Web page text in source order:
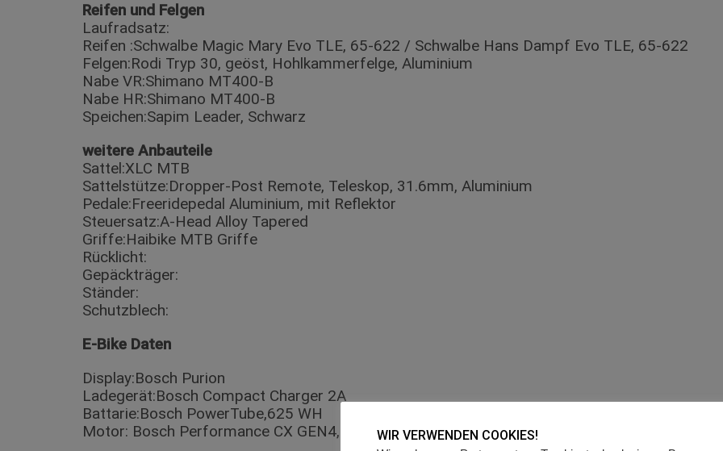
Reifen und Felgen
Laufradsatz:
Reifen :Schwalbe Magic Mary Evo TLE, 65-622 / Schwalbe Hans Dampf Evo TLE, 65-622
Felgen:Rodi Tryp 30, geöst, Hohlkammerfelge, Aluminium
Nabe VR:Shimano MT400-B
Nabe HR:Shimano MT400-B
Speichen:Sapim Leader, Schwarz
weitere Anbauteile
Sattel:XLC MTB
Sattelstütze:Dropper-Post Remote, Teleskop, 31.6mm, Aluminium
Pedale:Freeridepedal Aluminium, mit Reflektor
Steuersatz:A-Head Alloy Tapered
Griffe:Haibike MTB Griffe
Rücklicht:
Gepäckträger:
Ständer:
Schutzblech:
E-Bike Daten
Display:Bosch Purion
Ladegerät:Bosch Compact Charger 2A
Battarie:Bosch PowerTube,625 WH
Motor: Bosch Performance CX GEN4, 250W, 85Nm, 25km/h
WIR VERWENDEN COOKIES!